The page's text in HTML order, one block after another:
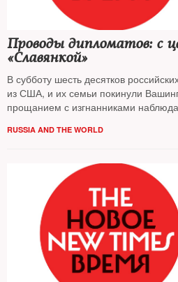
Проводы дипломатов: с
«Славянкой»
В субботу шесть десятков
из США, и их семьи покинули
прощанием с изгнанниками
RUSSIA AND THE WORLD